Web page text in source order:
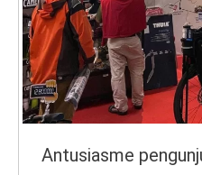
Antusiasme